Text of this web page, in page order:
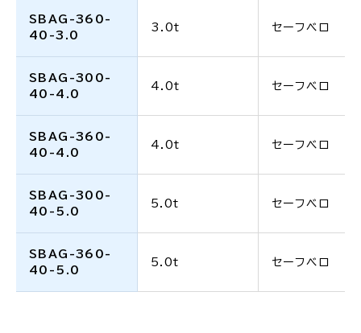
SBAG-360-
40-3.0
3.0t セーフベロ
SBAG-300-
40-4.0
4.0t セーフベロ
SBAG-360-
40-4.0
4.0t セーフベロ
SBAG-300-
40-5.0
5.0t セーフベロ
SBAG-360-
40-5.0
5.0t セーフベロ